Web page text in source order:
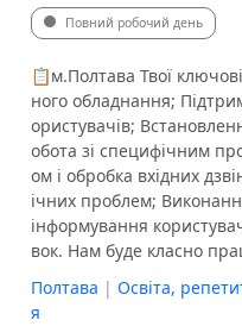
Повний робочий день
📋м.Полтава Твої
ного обладнання;
ористувачів;
обота зі специфічним
ом і обробка вхідних
ічних проблем;
інформування
вок. Нам буде класно
Полтава | Освіта,
я